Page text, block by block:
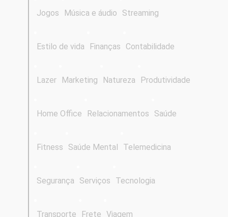
Jogos Música e áudio Streaming
Estilo de vida Finanças Contabilidade
Lazer Marketing Natureza Produtividade
Home Office Relacionamentos Saúde
Fitness Saúde Mental Telemedicina
Segurança Serviços Tecnologia
Transporte Frete Viagem